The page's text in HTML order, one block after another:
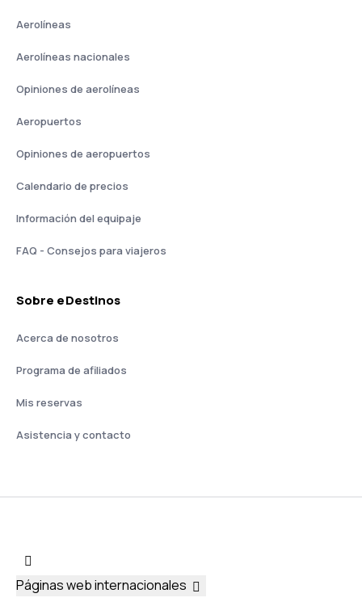
Aerolíneas
Aerolíneas nacionales
Opiniones de aerolíneas
Aeropuertos
Opiniones de aeropuertos
Calendario de precios
Información del equipaje
FAQ - Consejos para viajeros
Sobre eDestinos
Acerca de nosotros
Programa de afiliados
Mis reservas
Asistencia y contacto
Páginas web internacionales